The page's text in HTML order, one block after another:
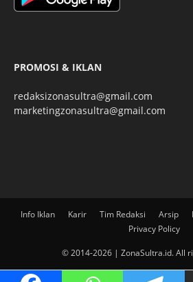
PROMOSI & IKLAN
redaksizonasultra@gmail.com
marketingzonasultra@gmail.com
Info Iklan Karir Tim Redaksi Arsip
Privacy Policy
© 2014-2026 | ZonaSultra.id. All